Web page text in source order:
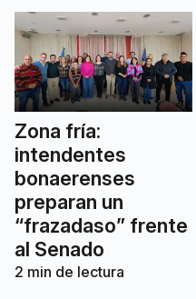
Zona fría:
intendentes
bonaerenses
preparan un
“frazadaso” frente
al Senado
2 min de lectura